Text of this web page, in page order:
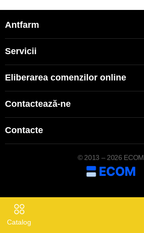
Antfarm
Servicii
Eliberarea comenzilor online
Contactează-ne
Contacte
© 2013 – 2026 ECOM
Catalog